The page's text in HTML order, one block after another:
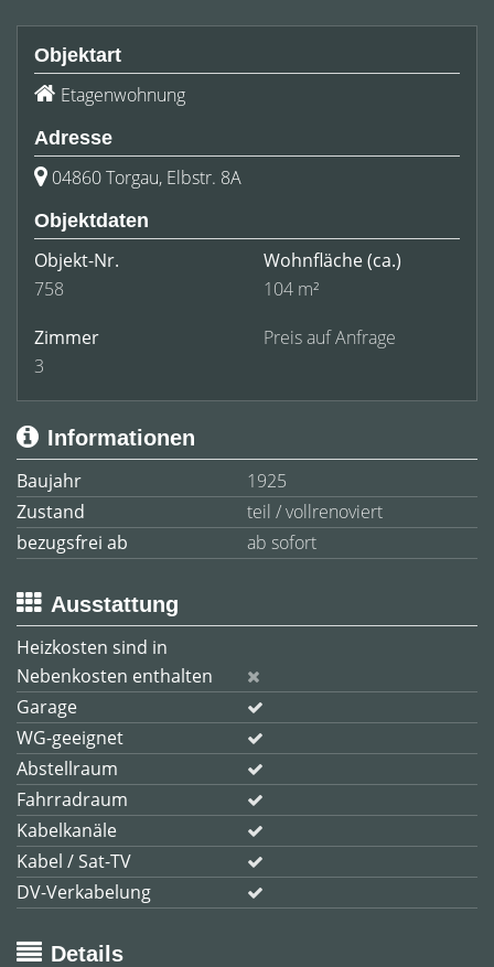
Objektart
Etagenwohnung
Adresse
04860 Torgau, Elbstr. 8A
Objektdaten
Objekt-Nr.
758
Wohnfläche(ca.)
104 m²
Zimmer
3
Preis auf Anfrage
Informationen
Baujahr
1925
Zustand
teil / vollrenoviert
bezugsfrei ab
ab sofort
Ausstattung
Heizkosten sind in
Nebenkosten enthalten
Garage
WG-geeignet
Abstellraum
Fahrradraum
Kabelkanäle
Kabel / Sat-TV
DV-Verkabelung
Details